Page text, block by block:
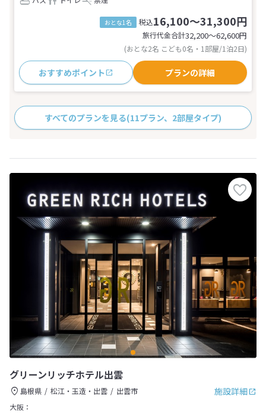
おとな1名 税込16,100～31,300円
旅行代金合計32,200〜62,600円
(おとな2名 こども0名・1部屋/1泊2日)
おすすめポイント プランの詳細
すべてのプランを見る(11プラン、2部屋タイプ)
グリーンリッチホテル出雲
施設詳細
島根県 松江・玉造・出雲
出雲市
大阪：